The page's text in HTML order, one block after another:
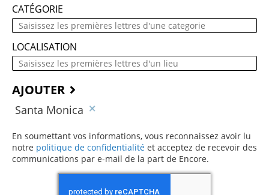
CATÉGORIE
LOCALISATION
AJOUTER
Santa Monica
En soumettant vos informations, vous reconnaissez avoir lu
notre politique de confidentialité (ce contenu s’ouvre dans
et acceptez de recevoir des
communications par e-mail de la part de Encore.